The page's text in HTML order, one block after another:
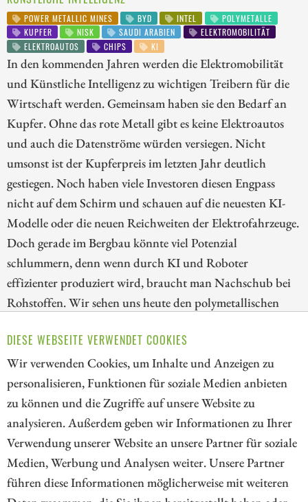
DIESE WEBSEITE VERWENDET COOKIES
Wir verwenden Cookies, um Inhalte und Anzeigen zu
personalisieren, Funktionen für soziale Medien anbieten
zu können und die Zugriffe auf unsere Website zu
analysieren. Außerdem geben wir Informationen zu Ihrer
Verwendung unserer Website an unsere Partner für soziale
Medien, Werbung und Analysen weiter. Unsere Partner
führen diese Informationen möglicherweise mit weiteren
POWER METALLIC MINES BYD INTEL
POLYMETALLE
KUPFER
NISK SAUDI ARABIEN
ELEKTROMOBILITÄT
ELEKTROAUTOS
CHIPS KI
In den kommenden Jahren werden die Elektromobilität
und Künstliche Intelligenz zu wichtigen Treibern für die
Wirtschaft werden. Gemeinsam haben sie den Bedarf an
Kupfer. Ohne das rote Metall gibt es keine Elektroautos
und auch die Datenströme würden versiegen. Nicht
umsonst ist der Kupferpreis im letzten Jahr deutlich
gestiegen. Noch haben viele Investoren diesen Engpass
nicht auf dem Schirm und schauen auf die neuesten KI-
Modelle oder die neuen Reichweiten der Elektrofahrzeuge.
Doch gerade im Bergbau könnte viel Potenzial
schlummern, denn wenn durch KI und Roboter
effizienter produziert wird, braucht man Nachschub bei
Rohstoffen. Wir sehen uns heute den polymetallischen
Elektroautobauer BYD und den Chiphersteller Intel
genauer an.
ZUM KOMMENTAR
// kapitalerhoehungen.de - © 2026 - Die Informationsplattform für
Investoren und Unternehmen rund um Kapitalerhöhung, Kapitalmarkt